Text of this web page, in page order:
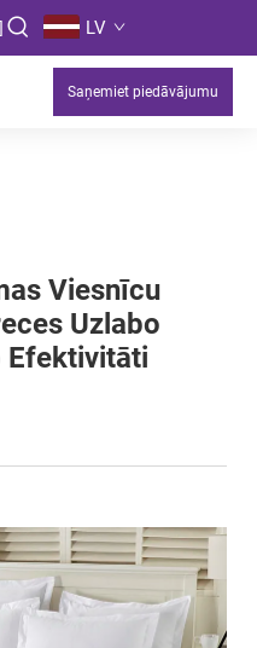
LV
Saņemiet piedāvājumu
Viesnīcu
Uzlabo
Efektivitāti